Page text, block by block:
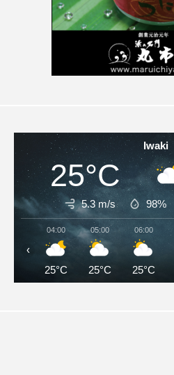
Iwaki
25°C
5.3 m/s 98%
04:00
25°C
05:00
25°C
06:00
25°C
‹